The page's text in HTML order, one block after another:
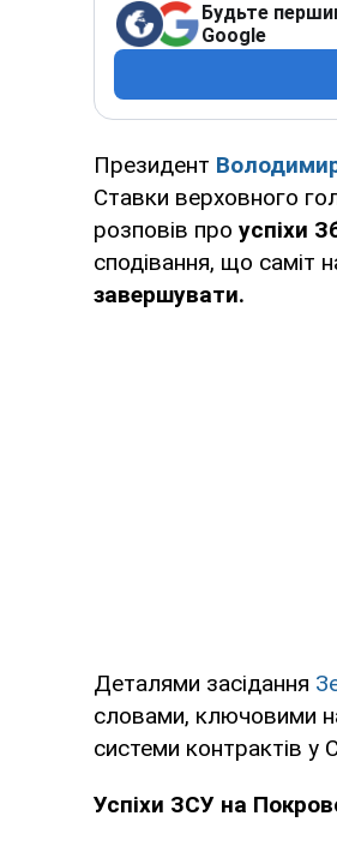
Будьте
Google
Президент
Ставки верховного
розповів про успіхи
сподівання, що саміт
завершувати.
Деталями засідання
словами, ключовими
системи контрактів у
Успіхи ЗСУ на